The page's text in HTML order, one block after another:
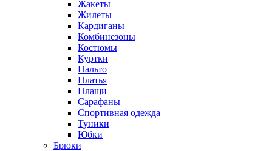
Жакеты
Жилеты
Кардиганы
Комбинезоны
Костюмы
Куртки
Пальто
Платья
Плащи
Сарафаны
Спортивная одежда
Туники
Юбки
Брюки